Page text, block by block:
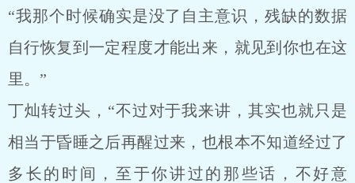
“我那个时候确实是没了自主意识，残缺的数据
自行恢复到一定程度才能出来，就见到你也在这
里。”
丁灿转过头，“不过对于我来讲，其实也就只是
相当于昏睡之后再醒过来，也根本不知道经过了
多长的时间，至于你讲过的那些话，不好意